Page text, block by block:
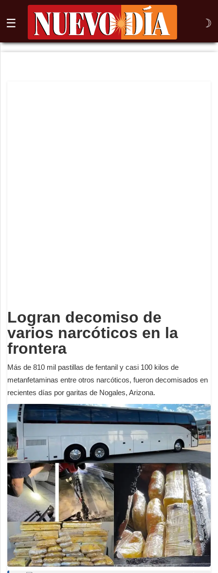
☰ ☽
⌕
Logran decomiso de
varios narcóticos en la
frontera
Más de 810 mil pastillas de fentanil y casi 100 kilos de
metanfetaminas entre otros narcóticos, fueron decomisados en
recientes días por garitas de Nogales, Arizona.